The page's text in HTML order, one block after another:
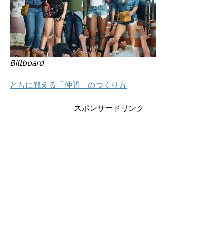
Billboard
ともに戦える「仲間」のつくり方
スポンサードリンク